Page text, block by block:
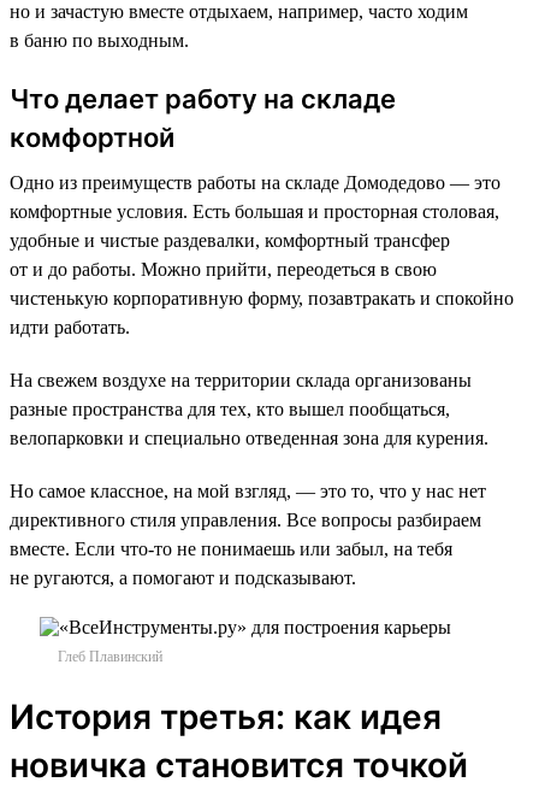
но и зачастую вместе отдыхаем, например, часто ходим
в баню по выходным.
Что делает работу на складе
комфортной
Одно из преимуществ работы на складе Домодедово — это
комфортные условия. Есть большая и просторная столовая,
удобные и чистые раздевалки, комфортный трансфер
от и до работы. Можно прийти, переодеться в свою
чистенькую корпоративную форму, позавтракать и спокойно
идти работать.
На свежем воздухе на территории склада организованы
разные пространства для тех, кто вышел пообщаться,
велопарковки и специально отведенная зона для курения.
Но самое классное, на мой взгляд, — это то, что у нас нет
директивного стиля управления. Все вопросы разбираем
вместе. Если что-то не понимаешь или забыл, на тебя
не ругаются, а помогают и подсказывают.
Глеб Плавинский
История третья: как идея
новичка становится точкой